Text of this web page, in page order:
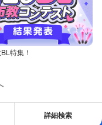
特集！
詳細検索